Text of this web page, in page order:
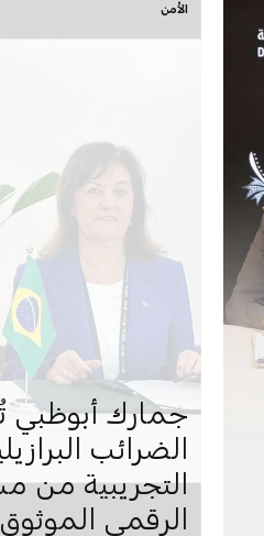
الأمن
جمارك أبوظبي
الضرائب
التجريبية من
الرقمي الموثوق